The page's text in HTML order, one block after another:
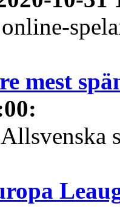
mest
: